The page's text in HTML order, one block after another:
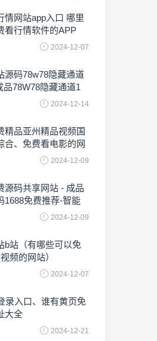
情网站app入口 哪里
看行情软件的APP
2024-12-07
源码78w78隐藏通道
品78W78隐藏通道1
化,为乡村振兴注入新
2024-12-14
精品亚州精品视频国
合、免费看电影的网
2024-12-09
源码共享网站 - 成品
1688免费推荐-智能
挑战与机遇!2024-12-09
b站（有哪些可以免
频的网站）
2024-12-07
录入口、谁有黄页免
大全
2024-12-21